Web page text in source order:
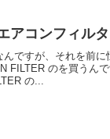
アコンフィル
ですが、それを前
FILTER のを買うん
の...